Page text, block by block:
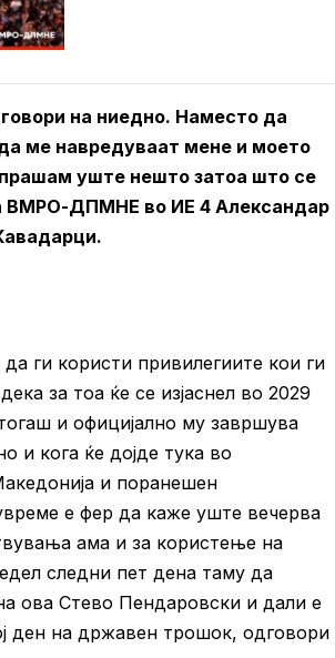
на ниедно. Наместо да
ме навредуваат мене и моето
уште нешто затоа што се
ВМРО-ДПМНЕ во ИЕ 4 Александар
ги користи привилегиите кои ги
за тоа ќе се изјаснел во 2029
и официјално му завршува
и кога ќе дојде тука во
и поранешен
е фер да каже уште вечерва
ама и за користење на
следни пет дена таму да
ова Стево Пендаровски и дали е
ден на државен трошок, одговори